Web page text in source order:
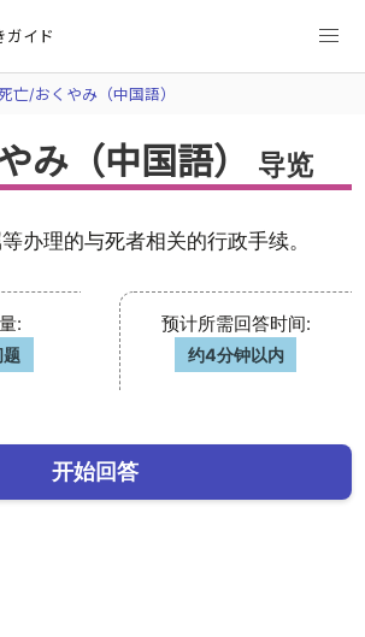
ガイド
亡/おくやみ（中国語）
み（中国語） 导览
办理的与死者相关的行政手续。
: 预计所需回答时间:
约4分钟以内
开始回答